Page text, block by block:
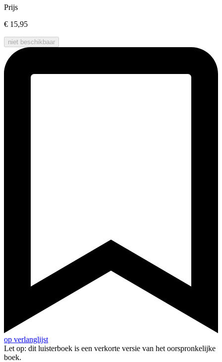
Prijs
€ 15,95
niet beschikbaar
op verlanglijst
Let op: dit luisterboek is een verkorte versie van het oorspronkelijke
boek.